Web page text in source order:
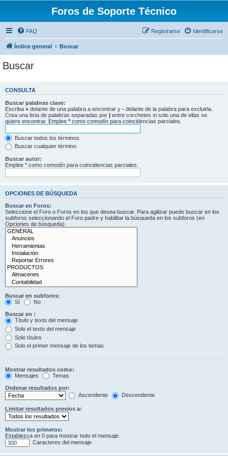
Foros de Soporte Técnico
FAQ Identificarse
Registrarse
Índice general Buscar
Buscar
CONSULTA
Buscar palabras clave:
Escriba + delante de una palabra a encontrar y - delante de la palabra para excluirla.
Crea una lista de palabras separadas por | entre corchetes si solo una de ellas se
quiere encontrar. Emplee * como comodín para coincidencias parciales.
Buscar todos los términos
Buscar cualquier término
Buscar autor:
Emplee * como comodín para coincidencias parciales.
OPCIONES DE BÚSQUEDA
Buscar en Foros:
Seleccione el Foro o Foros en los que desea buscar. Para agilizar puede buscar en los
subforos seleccionando el Foro padre y habilitar la búsqueda en los subforos (en
Opciones de búsqueda).
Buscar en subforos:
Sí
No
Buscar en :
Título y texto del mensaje
Solo el texto del mensaje
Solo títulos
Solo el primer mensaje de los temas
Mostrar resultados como:
Mensajes
Temas
Ordenar resultados por:
Ascendente
Descendente
Limitar resultados previos a:
Mostrar los primeros:
Establezca en 0 para mostrar todo el mensaje.
Caracteres del mensaje